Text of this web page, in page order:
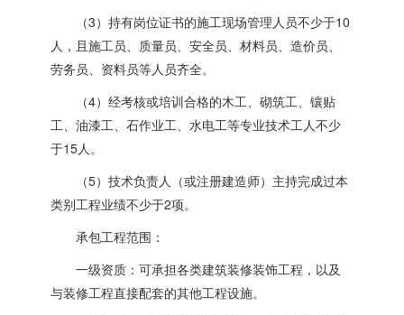
（3）持有岗位证书的施工现场管理人员不少于10
人，且施工员、质量员、安全员、材料员、造价员、
劳务员、资料员等人员齐全。
（4）经考核或培训合格的木工、砌筑工、镶贴
工、油漆工、石作业工、水电工等专业技术工人不少
于15人。
（5）技术负责人（或注册建造师）主持完成过本
类别工程业绩不少于2项。
承包工程范围：
一级资质：可承担各类建筑装修装饰工程，以及
与装修工程直接配套的其他工程设施。